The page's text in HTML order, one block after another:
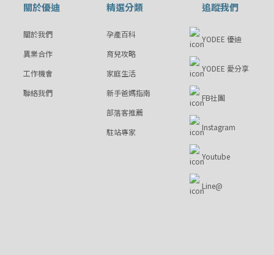
關於優迪
關於我們
異業合作
工作機會
聯絡我們
精選分類
孕產百科
育兒攻略
家庭生活
新手爸媽指南
部落客推薦
駐站專家
追蹤我們
YODEE 優迪
YODEE 愛分享
FB社團
Instagram
Youtube
Line@